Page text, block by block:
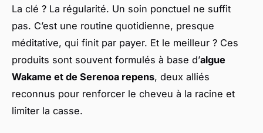
La clé ? La régularité. Un soin ponctuel ne suffit
pas. C’est une routine quotidienne, presque
méditative, qui finit par payer. Et le meilleur ? Ces
produits sont souvent formulés à base d’algue
Wakame et de Serenoa repens, deux alliés
reconnus pour renforcer le cheveu à la racine et
limiter la casse.